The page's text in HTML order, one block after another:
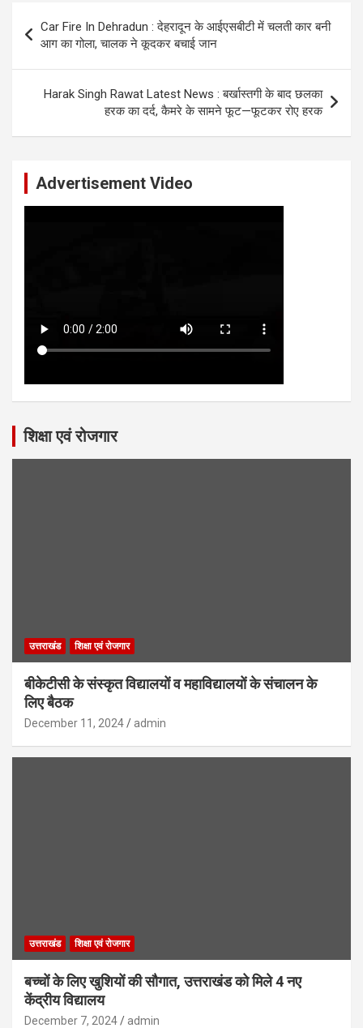
navigation
Car Fire In Dehradun : देहरादून के आईएसबीटी में चलती कार बनी
आग का गोला, चालक ने कूदकर बचाई जान
Harak Singh Rawat Latest News : बर्खास्तगी के बाद छलका
हरक का दर्द, कैमरे के सामने फूट—फूटकर रोए हरक
Advertisement Video
शिक्षा एवं रोजगार
उत्तराखंड शिक्षा एवं रोजगार
बीकेटीसी के संस्कृत विद्यालयों व महाविद्यालयों के संचालन के
लिए बैठक
December 11, 2024 admin
उत्तराखंड शिक्षा एवं रोजगार
बच्चों के लिए खुशियों की सौगात, उत्तराखंड को मिले 4 नए
केंद्रीय विद्यालय
December 7, 2024 admin